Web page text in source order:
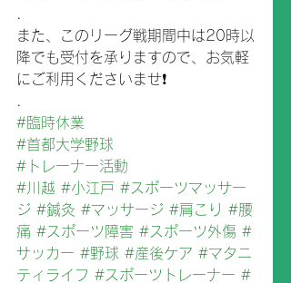
また、このリーグ戦期間中は20時以
降でも受付を承りますので、お気軽
にご利用くださいませ❗
#臨時休業
#首都大学野球
#トレーナー活動
#川越 #小江戸 #スポーツマッサー
ジ #鍼灸 #マッサージ #肩こり #腰
痛 #スポーツ障害 #スポーツ外傷 #
サッカー #野球 #産後ケア #マタニ
ティライフ #スポーツトレーナー #